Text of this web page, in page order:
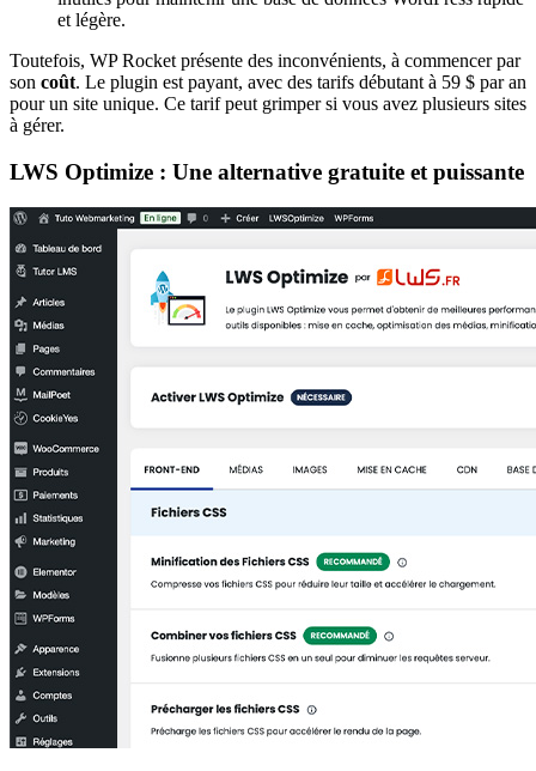
et légère.
Toutefois, WP Rocket présente des inconvénients, à commencer par
son coût. Le plugin est payant, avec des tarifs débutant à 59 $ par an
pour un site unique. Ce tarif peut grimper si vous avez plusieurs sites
à gérer.
LWS Optimize : Une alternative gratuite et puissante